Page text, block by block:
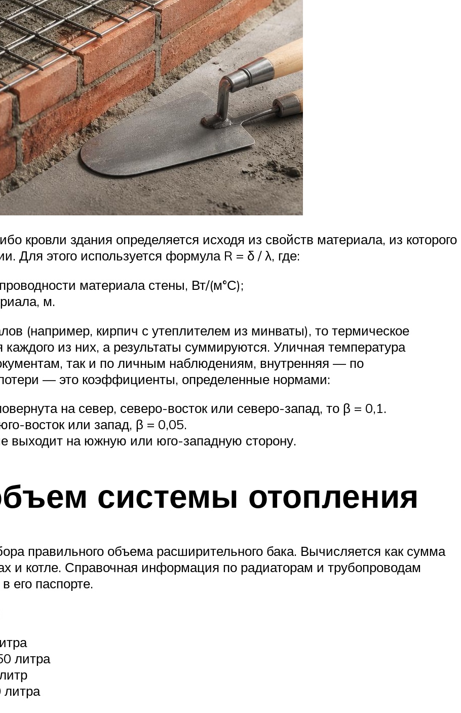
кровли здания определяется исходя из свойств материала, из которого
Для этого используется формула R = δ / λ, где:
материала стены, Вт/(м°С);
м.
(например, кирпич с утеплителем из минваты), то термическое
из них, а результаты суммируются. Уличная температура
так и по личным наблюдениям, внутренняя — по
— это коэффициенты, определенные нормами:
на север, северо-восток или северо-запад, то β = 0,1.
восток или запад, β = 0,05.
выходит на южную или юго-западную сторону.
системы отопления
правильного объема расширительного бака. Вычисляется как сумма
и котле. Справочная информация по радиаторам и трубопроводам
его паспорте.
литра
литра